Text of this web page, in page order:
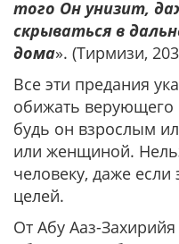
того Он унизит,
скрываться в
дома». (Тирмизи,
Все эти предания
обижать верующего
будь он взрослым
или женщиной.
человеку, даже если
целей.
От Абу Ааз-Захирийя